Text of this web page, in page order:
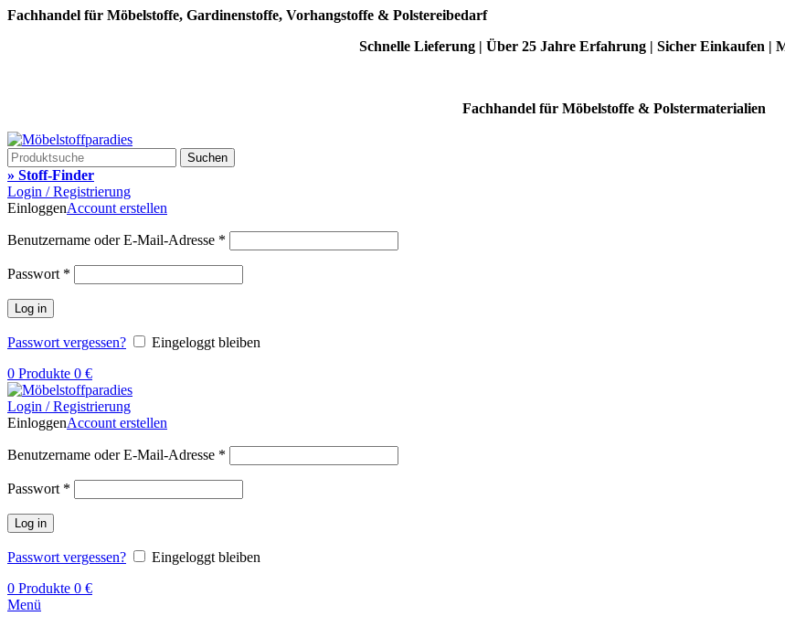
Fachhandel für Möbelstoffe, Gardinenstoffe, Vorhangstoffe & Polstereibedarf
Schnelle Lieferung | Über 25 Jahre Erfahrung | Sicher Einkaufen |
Fachhandel für Möbelstoffe & Polstermaterialien
Suchen
» Stoff-Finder
Login / Registrierung
EinloggenAccount erstellen
Benutzername oder E-Mail-Adresse *
Passwort *
Log in
Passwort vergessen?
Eingeloggt bleiben
0 Produkte 0 €
Login / Registrierung
EinloggenAccount erstellen
Benutzername oder E-Mail-Adresse *
Passwort *
Log in
Passwort vergessen?
Eingeloggt bleiben
0 Produkte 0 €
Menü